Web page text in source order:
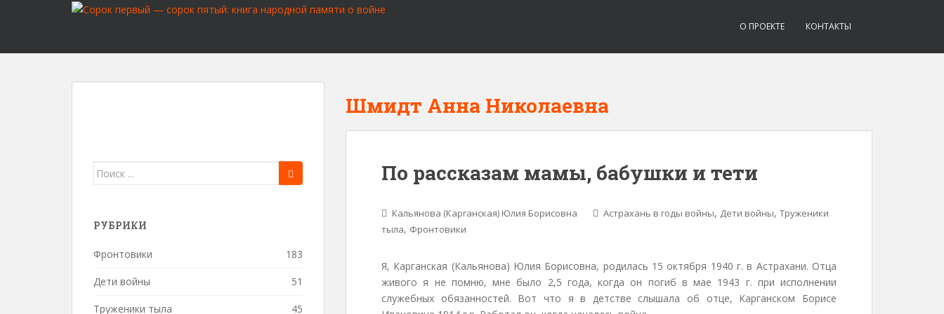
p
О ПРОЕКТЕ КОНТАКТЫ
Шмидт Анна Николаевна
По рассказам мамы, бабушки и тети
Кальянова (Карганская) Юлия Борисовна Астрахань в годы войны, Дети войны, Труженики
тыла, Фронтовики
Я, Карганская (Кальянова) Юлия Борисовна, родилась 15 октября 1940 г. в Астрахани. Отца
живого я не помню, мне было 2,5 года, когда он погиб в мае 1943 г. при исполнении
служебных обязанностей. Вот что я в детстве слышала об отце, Карганском Борисе
Поиск
РУБРИКИ
Фронтовики 183
Дети войны 51
Труженики тыла 45